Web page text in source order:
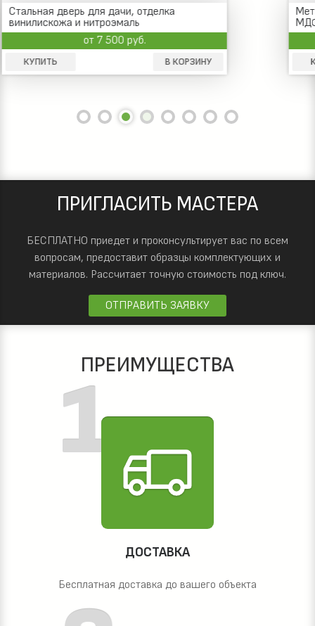
Металлическая дверь для дачи, отделка
МДФ ПВХ, два замка, поворотная
задвижка
от 20 000 руб.
В КОРЗИНУ
ПРИГЛАСИТЬ МАСТЕРА
БЕСПЛАТНО приедет и проконсультирует вас по всем
вопросам, предоставит образцы комплектующих и
материалов. Рассчитает точную стоимость под ключ.
ОТПРАВИТЬ ЗАЯВКУ
ПРЕИМУЩЕСТВА
ДОСТАВКА
Бесплатная доставка до вашего объекта